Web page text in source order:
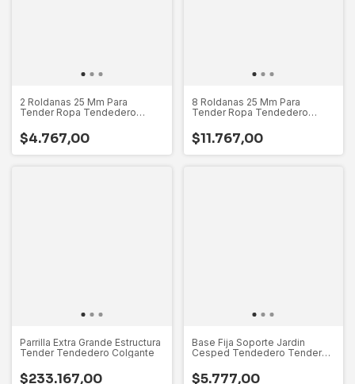
2 Roldanas 25 Mm Para
Tender Ropa Tendedero
$4.767,00
8 Roldanas 25 Mm Para
Tender Ropa Tendedero
$11.767,00
Parrilla Extra Grande Estructura
Tender Tendedero Colgante
$233.167,00
Base Fija Soporte Jardin
Cesped Tendedero Tender
$5.777,00